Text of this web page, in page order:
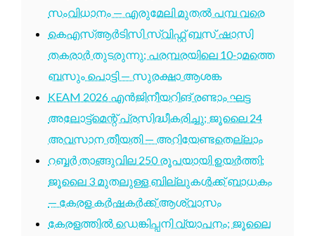
സംവിധാനം — എരുമേലി മുതൽ പമ്പ വരെ
കെഎസ്ആർടിസി സ്വിഫ്റ്റ് ബസ് ഷാസി
തകരാർ തുടരുന്നു; പരമ്പരയിലെ 10-ാമത്തെ
ബസും പൊട്ടി — സുരക്ഷാ ആശങ്ക
KEAM 2026 എൻജിനീയറിങ് രണ്ടാം ഘട്ട
അലോട്ട്മെന്റ് പ്രസിദ്ധീകരിച്ചു; ജൂലൈ 24
അവസാന തീയതി — അറിയേണ്ടതെല്ലാം
റബ്ബർ താങ്ങുവില 250 രൂപയായി ഉയർത്തി;
ജൂലൈ 3 മുതലുള്ള ബില്ലുകൾക്ക് ബാധകം
— കേരള കർഷകർക്ക് ആശ്വാസം
കേരളത്തിൽ ഡെങ്കിപ്പനി വ്യാപനം; ജൂലൈ